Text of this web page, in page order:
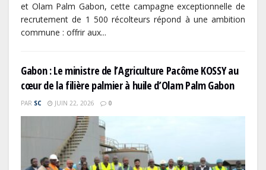
et Olam Palm Gabon, cette campagne exceptionnelle de
recrutement de 1 500 récolteurs répond à une ambition
commune : offrir aux...
Gabon : Le ministre de l’Agriculture Pacôme KOSSY au
cœur de la filière palmier à huile d’Olam Palm Gabon
PAR SC JUIN 22, 2026 0